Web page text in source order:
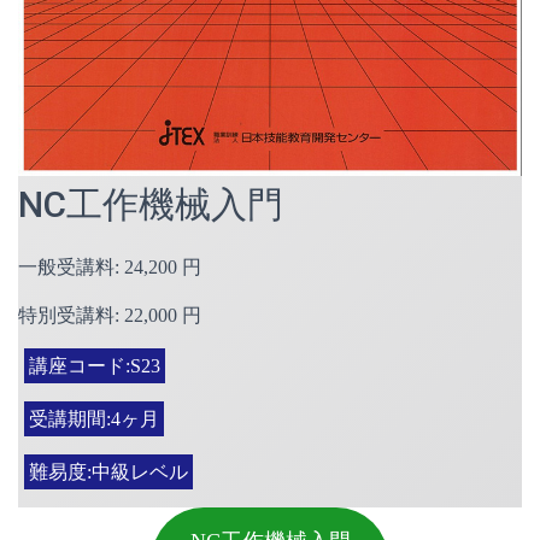
NC工作機械入門
一般受講料: 24,200 円
特別受講料: 22,000 円
講座コード:S23
受講期間:4ヶ月
難易度:中級レベル